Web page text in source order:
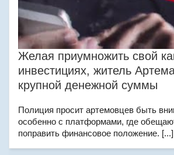
Желая приумножить свой
инвестициях, житель
крупной денежной суммы
Полиция просит артемовцев быть
особенно с платформами, где
поправить финансовое положение. [...]